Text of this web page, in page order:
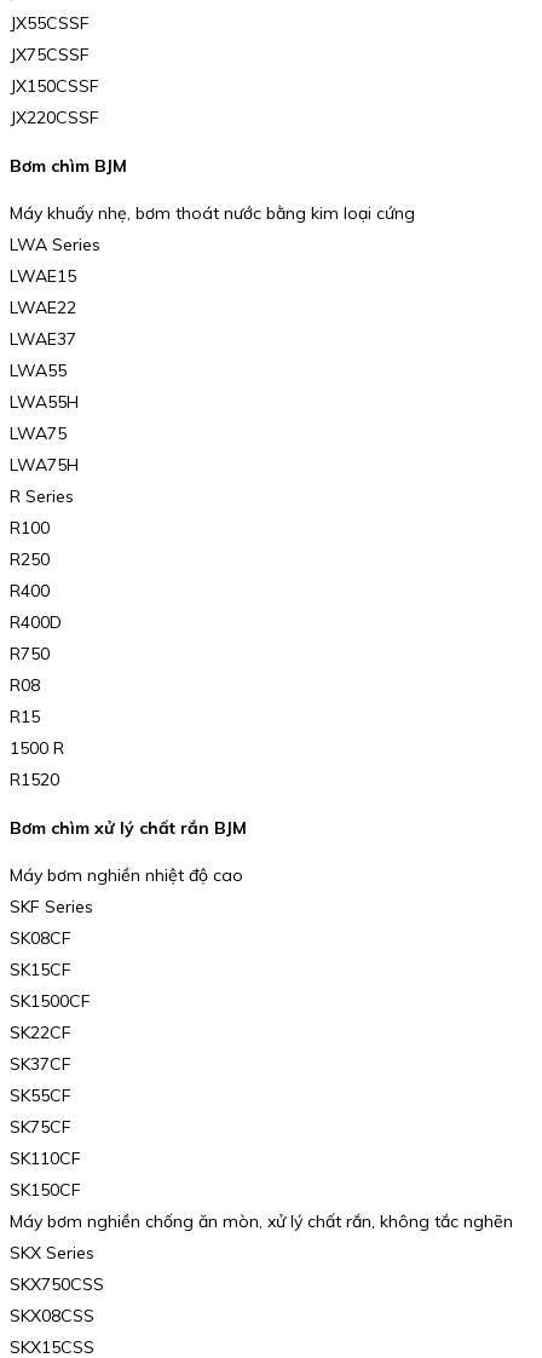
JX55CSSF
JX75CSSF
JX150CSSF
JX220CSSF
Bơm chìm BJM
Máy khuấy nhẹ, bơm thoát nước bằng kim loại cứng
LWA Series
LWAE15
LWAE22
LWAE37
LWA55
LWA55H
LWA75
LWA75H
R Series
R100
R250
R400
R400D
R750
R08
R15
1500 R
R1520
Bơm chìm xử lý chất rắn BJM
Máy bơm nghiền nhiệt độ cao
SKF Series
SK08CF
SK15CF
SK1500CF
SK22CF
SK37CF
SK55CF
SK75CF
SK110CF
SK150CF
Máy bơm nghiền chống ăn mòn, xử lý chất rắn, không tắc nghẽn
SKX Series
SKX750CSS
SKX08CSS
SKX15CSS